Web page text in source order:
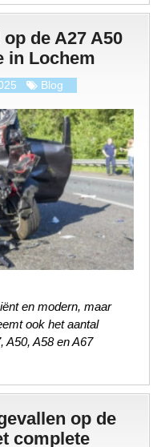
de A27 A50
in Lochem
Blog
en modern, maar
ook het aantal
A50, A58 en A67
op de
complete